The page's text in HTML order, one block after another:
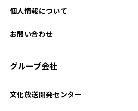
個人情報について
お問い合わせ
グループ会社
文化放送開発センター